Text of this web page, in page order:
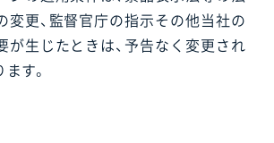
変更、監督官庁の指示その他当社の
が生じたときは、予告なく変更され
す。